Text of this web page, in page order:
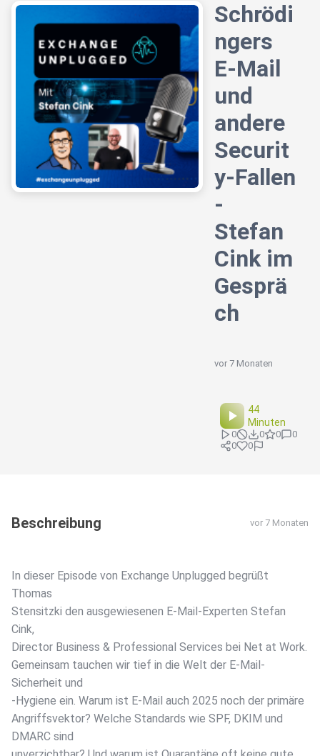
Schrödi
ngers
E-Mail
und
andere
Securit
y-Fallen
-
Stefan
Cink im
Gesprä
ch
vor 7 Monaten
44
Minuten
0 0 0
0
0
0
Beschreibung vor 7 Monaten
In dieser Episode von Exchange Unplugged begrüßt
Thomas
Stensitzki den ausgewiesenen E-Mail-Experten Stefan
Cink,
Director Business & Professional Services bei Net at Work.
Gemeinsam tauchen wir tief in die Welt der E-Mail-
Sicherheit und
-Hygiene ein. Warum ist E-Mail auch 2025 noch der primäre
Angriffsvektor? Welche Standards wie SPF, DKIM und
DMARC sind